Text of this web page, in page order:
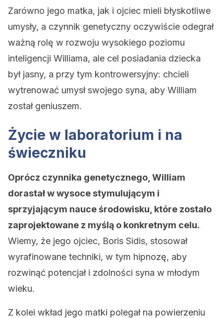
Zarówno jego matka, jak i ojciec mieli błyskotliwe
umysły, a czynnik genetyczny oczywiście odegrał
ważną rolę w rozwoju wysokiego poziomu
inteligencji Williama, ale cel posiadania dziecka
był jasny, a przy tym kontrowersyjny: chcieli
wytrenować umysł swojego syna, aby William
został geniuszem.
Życie w laboratorium i na
świeczniku
Oprócz czynnika genetycznego, William
dorastał w wysoce stymulującym i
sprzyjającym nauce środowisku, które zostało
zaprojektowane z myślą o konkretnym celu.
Wiemy, że jego ojciec, Boris Sidis, stosował
wyrafinowane techniki, w tym hipnozę, aby
rozwinąć potencjał i zdolności syna w młodym
wieku.
Z kolei wkład jego matki polegał na powierzeniu